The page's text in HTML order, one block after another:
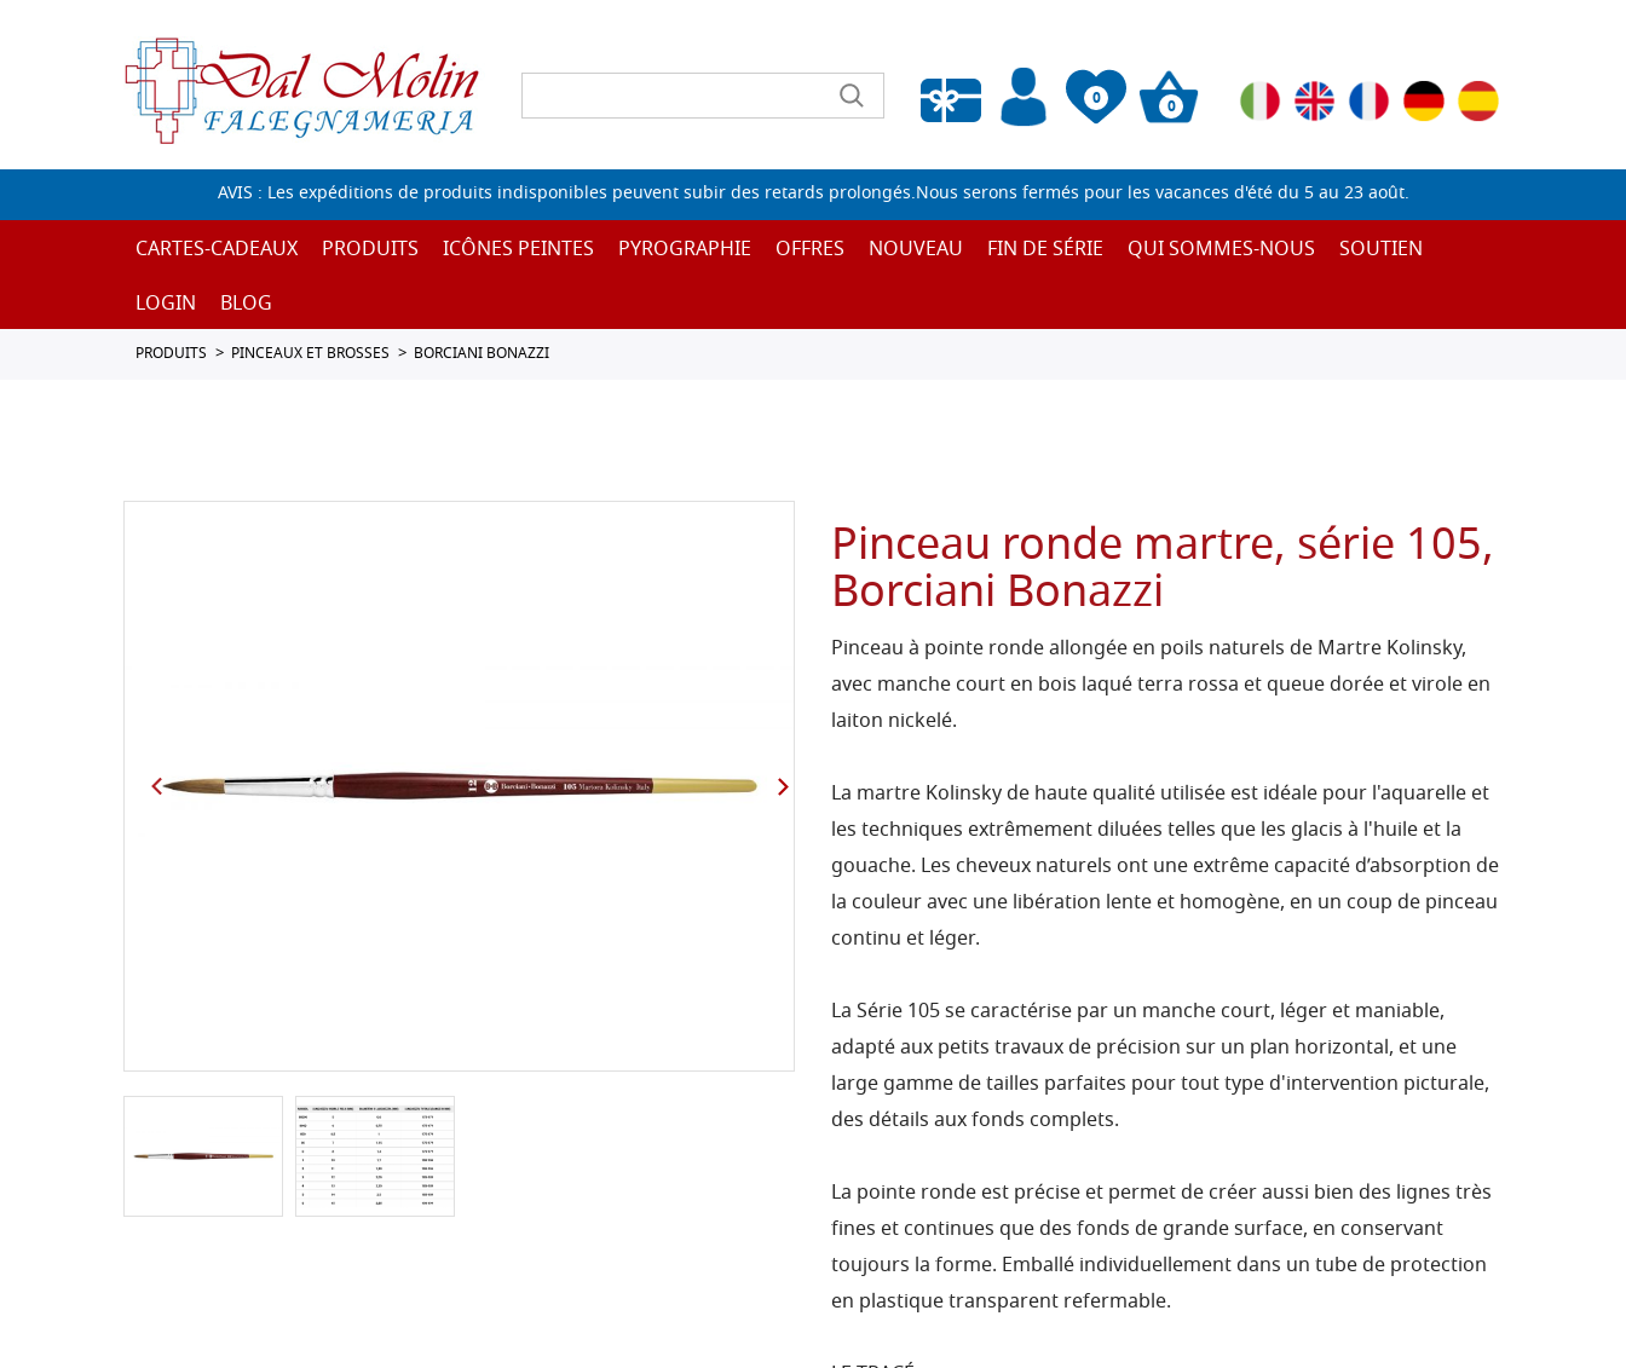
0
Liste de souhaits vide
0
AVIS : Les expéditions de produits indisponibles peuvent subir des retards prolongés.Nous serons fermés pour les vacances d'été du 5 au 23 août.
CARTES-CADEAUX PRODUITS ICÔNES PEINTES PYROGRAPHIE OFFRES NOUVEAU FIN DE SÉRIE QUI SOMMES-NOUS
SOUTIEN
LOGIN
BLOG
PRODUITS PINCEAUX ET BROSSES BORCIANI BONAZZI
Pinceau ronde martre, série 105,
Borciani Bonazzi
Pinceau à pointe ronde allongée en poils naturels de Martre Kolinsky,
avec manche court en bois laqué terra rossa et queue dorée et virole en
laiton nickelé.
La martre Kolinsky de haute qualité utilisée est idéale pour l'aquarelle et
les techniques extrêmement diluées telles que les glacis à l'huile et la
gouache. Les cheveux naturels ont une extrême capacité d’absorption de
la couleur avec une libération lente et homogène, en un coup de pinceau
continu et léger.
La Série 105 se caractérise par un manche court, léger et maniable,
adapté aux petits travaux de précision sur un plan horizontal, et une
large gamme de tailles parfaites pour tout type d'intervention picturale,
des détails aux fonds complets.
La pointe ronde est précise et permet de créer aussi bien des lignes très
fines et continues que des fonds de grande surface, en conservant
toujours la forme. Emballé individuellement dans un tube de protection
en plastique transparent refermable.